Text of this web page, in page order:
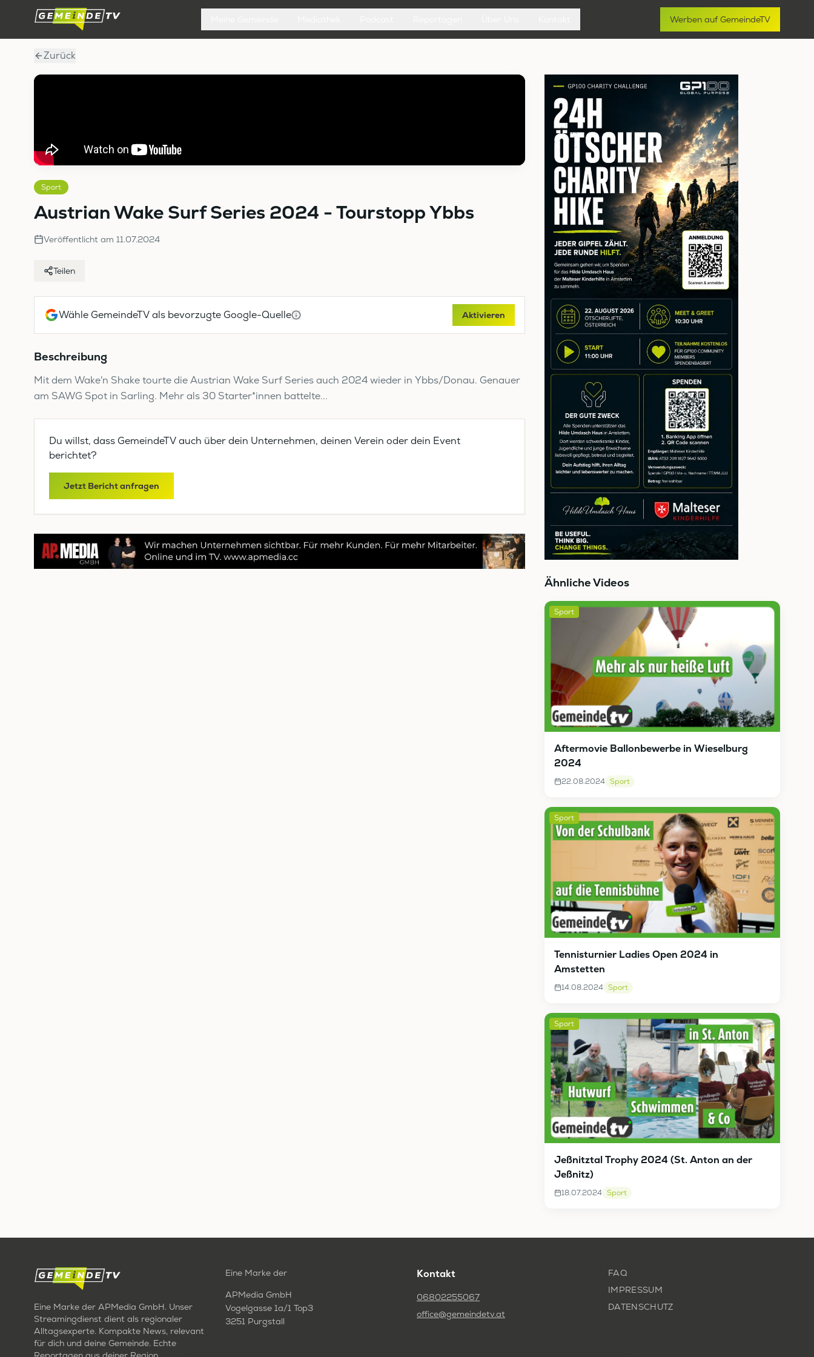
Werben auf GemeindeTV
Zurück
Sport
Austrian Wake Surf Series 2024 - Tourstopp Ybbs
Veröffentlicht am 11.07.2024
Teilen
Wähle GemeindeTV als bevorzugte Google-Quelle Aktivieren
Beschreibung
Mit dem Wake'n Shake tourte die Austrian Wake Surf Series auch 2024 wieder in Ybbs/Donau. Genauer
am SAWG Spot in Sarling. Mehr als 30 Starter*innen battelte...
Du willst, dass GemeindeTV auch über dein Unternehmen, deinen Verein oder dein Event
berichtet?
Jetzt Bericht anfragen
Ähnliche Videos
Sport
Aftermovie Ballonbewerbe in Wieselburg
2024
22.08.2024 Sport
Sport
Tennisturnier Ladies Open 2024 in
Amstetten
14.08.2024 Sport
Sport
Jeßnitztal Trophy 2024 (St. Anton an der
Jeßnitz)
18.07.2024 Sport
Eine Marke der APMedia GmbH. Unser
Streamingdienst dient als regionaler
Alltagsexperte. Kompakte News, relevant
für dich und deine Gemeinde. Echte
Eine Marke der
APMedia GmbH
Vogelgasse 1a/1 Top3
3251 Purgstall
Kontakt
06802255067
office@gemeindetv.at
FAQ
IMPRESSUM
DATENSCHUTZ